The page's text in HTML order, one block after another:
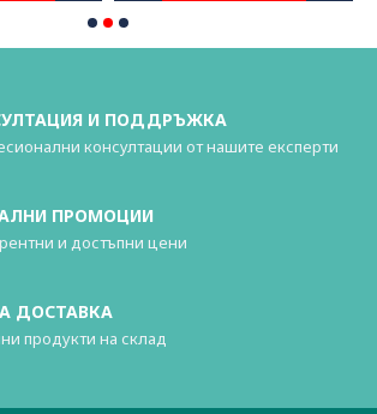
И ПОДДРЪЖКА
консултации от нашите експерти
ПРОМОЦИИ
и достъпни цени
ДОСТАВКА
продукти на склад